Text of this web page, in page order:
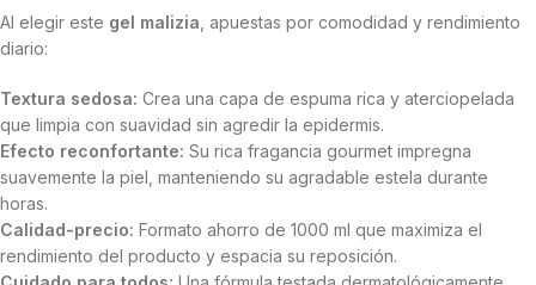
Al elegir este gel malizia , apuestas por comodidad y rendimiento
diario:
Textura sedosa: Crea una capa de espuma rica y aterciopelada
que limpia con suavidad sin agredir la epidermis.
Efecto reconfortante: Su rica fragancia gourmet impregna
suavemente la piel, manteniendo su agradable estela durante
horas.
Calidad-precio: Formato ahorro de 1000 ml que maximiza el
rendimiento del producto y espacia su reposición.